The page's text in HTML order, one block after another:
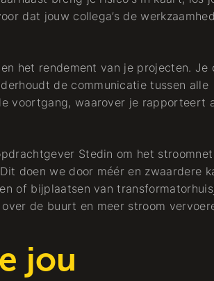
dat jouw collega’s de
het rendement van je projecten. Je
de communicatie tussen alle
voortgang, waarover je rapporteert
Stedin om het
doen we door méér en zwaardere
of bijplaatsen van
de buurt en meer stroom
jou